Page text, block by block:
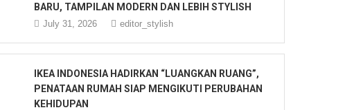
BARU, TAMPILAN MODERN DAN LEBIH STYLISH
July 31, 2026 editor_stylish
IKEA INDONESIA HADIRKAN “LUANGKAN RUANG”,
PENATAAN RUMAH SIAP MENGIKUTI PERUBAHAN
KEHIDUPAN